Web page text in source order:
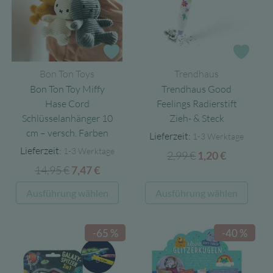
Die
Optionen
können
auf
der
Bon Ton Toys
Bon Ton Toy Miffy
Hase Cord
Schlüsselanhänger 10
cm – versch. Farben
Lieferzeit: 1-3 Werktage
14,95€ Ursprünglicher
Preis
war:
7,47€Aktueller
Preis
ist:
Ausführung wählen
Produkt
mehrere
Varianten
Trendhaus
Trendhaus Good
Feelings Radierstift
Zieh- & Steck
Lieferzeit: 1-3 Werktage
2,99€ Ursprünglicher
war:
2,99 €
1,20€Aktueller
ist:
1,20 €.
Ausführung wählen
-65 % -40 %